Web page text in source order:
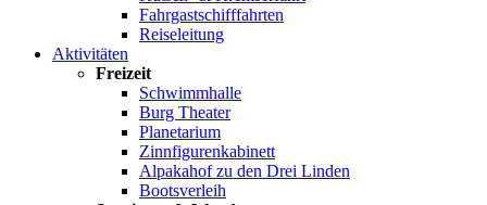
Fahrgastschifffahrten
Reiseleitung
Aktivitäten
Freizeit
Schwimmhalle
Burg Theater
Planetarium
Zinnfigurenkabinett
Alpakahof zu den Drei Linden
Bootsverleih